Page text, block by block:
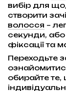
вибір для
створити
волосся –
секунди, або
фіксації та
Переходьте
обирайте те,